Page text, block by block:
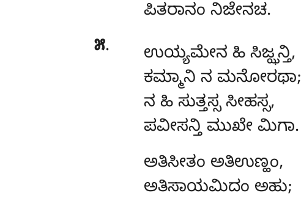
ಪಿತರಾನಂ ನಿಜೇನಚ.
೫. ಉಯ್ಯಮೇನ ಹಿ ಸಿಜ್ಝನ್ತಿ,
ಕಮ್ಮಾನಿ ನ ಮನೋರಥಾ;
ನ ಹಿ ಸುತ್ತಸ್ಸ ಸೀಹಸ್ಸ,
ಪವೀಸನ್ತಿ ಮುಖೇ ಮಿಗಾ.
ಅತಿಸೀತಂ ಅತಿಉಣ್ಹಂ,
ಅತಿಸಾಯಮಿದಂ ಅಹು;